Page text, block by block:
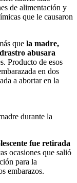
de alimentación y
que le causaron
que la madre,
abusara
Producto de esos
en dos
a abortar en la
durante la
fue retirada
ocasiones que salió
para la
embarazos.